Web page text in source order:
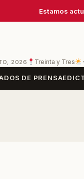
Estamos
2026 Treinta y Tres
DE PRENSA